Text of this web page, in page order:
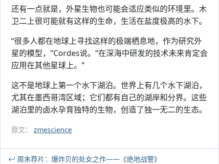
还有一点就是，外星生物也可能会适应类似的环境里。木
卫二上很可能就有这样的生命，生活在盐度极高的水下。
“很多人都在地球上寻找这样的极端栖息地，作为研究外
星的模型，”Cordes说。“在深海中研发的技术未来肯定会
应用在其他星球上。”
这不是地球上第一个水下湖泊。世界上有几个水下湖泊，
尤其在墨西哥湾区域；它们都有自己的湖岸和分界。这些
湖泊里的卤水孕育独特的生物，创造了独一无二的生态。
原文： zmescience
周末荐片：爆炸贝的处女之作——《绝地战警》